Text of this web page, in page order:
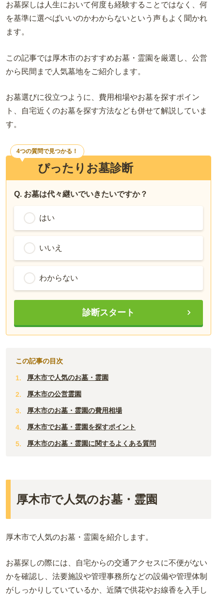
お墓探しは人生において何度も経験することではなく、何
を基準に選べばいいのかわからないという声もよく聞かれ
ます。
この記事では厚木市のおすすめお墓・霊園を厳選し、公営
から民間まで人気墓地をご紹介します。
お墓選びに役立つように、費用相場やお墓を探すポイン
ト、自宅近くのお墓を探す方法なども併せて解説していま
す。
ぴったりお墓診断
4つの質問で見つかる！
Q. お墓は代々継いでいきたいですか？
はい
いいえ
わからない
診断スタート
この記事の目次
厚木市で人気のお墓・霊園
厚木市の公営霊園
厚木市のお墓・霊園の費用相場
厚木市でお墓・霊園を探すポイント
厚木市のお墓・霊園に関するよくある質問
厚木市で人気のお墓・霊園
厚木市で人気のお墓・霊園を紹介します。
お墓探しの際には、自宅からの交通アクセスに不便がない
かを確認し、法要施設や管理事務所などの設備や管理体制
がしっかりしていているか、近隣で供花やお線香を入手し